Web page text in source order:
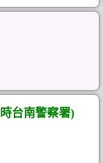
台南警察署)